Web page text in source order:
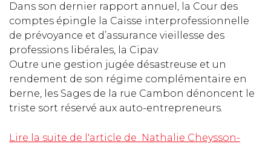
Dans son dernier rapport annuel, la Cour des
comptes épingle la Caisse interprofessionnelle
de prévoyance et d’assurance vieillesse des
professions libérales, la Cipav.
Outre une gestion jugée désastreuse et un
rendement de son régime complémentaire en
berne, les Sages de la rue Cambon dénoncent le
triste sort réservé aux auto-entrepreneurs.
Lire la suite de l'article de Nathalie Cheysson-